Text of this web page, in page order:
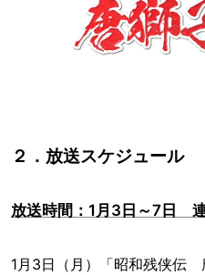
２．放送スケジュール
放送時間：1月3日～7日
1月3日（月）「昭和残侠伝